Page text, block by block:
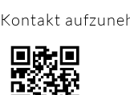
Kontakt